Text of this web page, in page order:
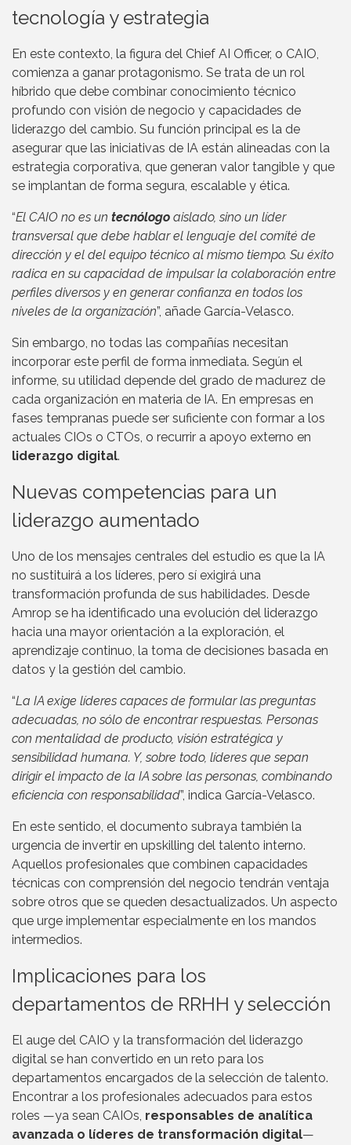
tecnología y estrategia
En este contexto, la figura del Chief AI Officer, o CAIO,
comienza a ganar protagonismo. Se trata de un rol
híbrido que debe combinar conocimiento técnico
profundo con visión de negocio y capacidades de
liderazgo del cambio. Su función principal es la de
asegurar que las iniciativas de IA están alineadas con la
estrategia corporativa, que generan valor tangible y que
se implantan de forma segura, escalable y ética.
“El CAIO no es un tecnólogo aislado, sino un líder
transversal que debe hablar el lenguaje del comité de
dirección y el del equipo técnico al mismo tiempo. Su éxito
radica en su capacidad de impulsar la colaboración entre
perfiles diversos y en generar confianza en todos los
niveles de la organización”, añade García-Velasco.
Sin embargo, no todas las compañías necesitan
incorporar este perfil de forma inmediata. Según el
informe, su utilidad depende del grado de madurez de
cada organización en materia de IA. En empresas en
fases tempranas puede ser suficiente con formar a los
actuales CIOs o CTOs, o recurrir a apoyo externo en
liderazgo digital.
Nuevas competencias para un
liderazgo aumentado
Uno de los mensajes centrales del estudio es que la IA
no sustituirá a los líderes, pero sí exigirá una
transformación profunda de sus habilidades. Desde
Amrop se ha identificado una evolución del liderazgo
hacia una mayor orientación a la exploración, el
aprendizaje continuo, la toma de decisiones basada en
datos y la gestión del cambio.
“La IA exige líderes capaces de formular las preguntas
adecuadas, no sólo de encontrar respuestas. Personas
con mentalidad de producto, visión estratégica y
sensibilidad humana. Y, sobre todo, líderes que sepan
dirigir el impacto de la IA sobre las personas, combinando
eficiencia con responsabilidad”, indica García-Velasco.
En este sentido, el documento subraya también la
urgencia de invertir en upskilling del talento interno.
Aquellos profesionales que combinen capacidades
técnicas con comprensión del negocio tendrán ventaja
sobre otros que se queden desactualizados. Un aspecto
que urge implementar especialmente en los mandos
intermedios.
Implicaciones para los
departamentos de RRHH y selección
El auge del CAIO y la transformación del liderazgo
digital se han convertido en un reto para los
departamentos encargados de la selección de talento.
Encontrar a los profesionales adecuados para estos
roles —ya sean CAIOs, responsables de analítica
avanzada o líderes de transformación digital—